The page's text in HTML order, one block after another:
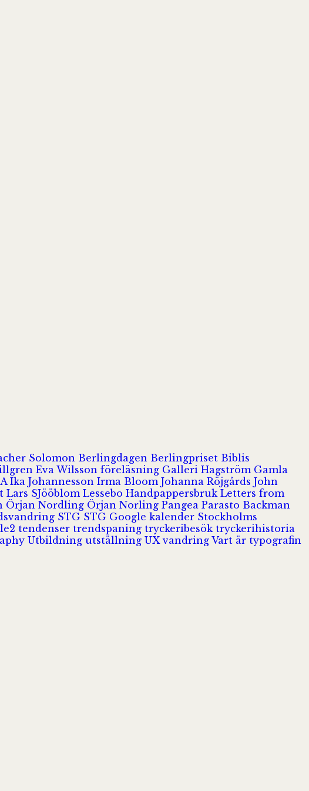
Solomon Berlingdagen Berlingpriset Biblis
Eva Wilsson föreläsning Galleri Hagström Gamla
Ika Johannesson Irma Bloom Johanna Röjgårds John
Lars SJööblom Lessebo Handpappersbruk Letters from
Örjan Nordling Örjan Norling Pangea Parasto Backman
STG STG Google kalender Stockholms
tendenser trendspaning tryckeribesök tryckerihistoria
Utbildning utställning UXvandring Vart är typografin